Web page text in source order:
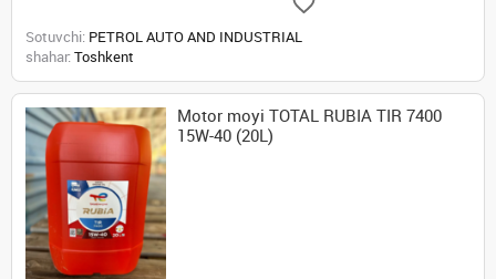
Sotuvchi: PETROL AUTO AND INDUSTRIAL
shahar: Toshkent
Motor moyi TOTAL RUBIA TIR 7400
15W-40 (20L)